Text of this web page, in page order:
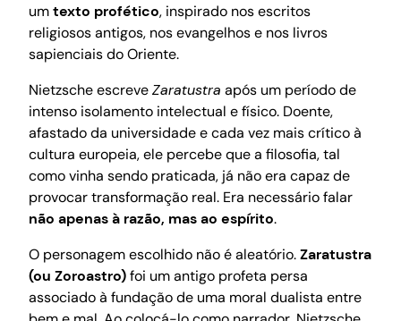
umtexto profético, inspirado nos escritos
religiosos antigos, nos evangelhos e nos livros
sapienciais do Oriente.
Nietzsche escreveZaratustra após um período de
intenso isolamento intelectual e físico. Doente,
afastado da universidade e cada vez mais crítico à
cultura europeia, ele percebe que a filosofia, tal
como vinha sendo praticada, já não era capaz de
provocar transformação real. Era necessário falar
não apenas à razão, mas ao espírito.
O personagem escolhido não é aleatório.Zaratustra
(ou Zoroastro)foi um antigo profeta persa
associado à fundação de uma moral dualista entre